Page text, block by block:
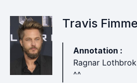
Travis
Annotation :
Ragnar
^^